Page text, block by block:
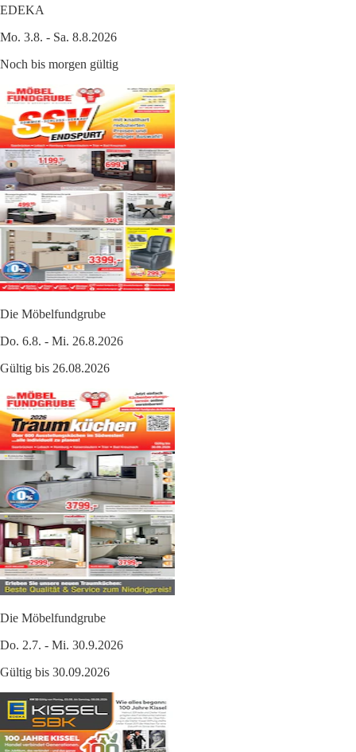
EDEKA
Mo. 3.8. - Sa. 8.8.2026
Noch bis morgen gültig
Die Möbelfundgrube
Do. 6.8. - Mi. 26.8.2026
Gültig bis 26.08.2026
Die Möbelfundgrube
Do. 2.7. - Mi. 30.9.2026
Gültig bis 30.09.2026